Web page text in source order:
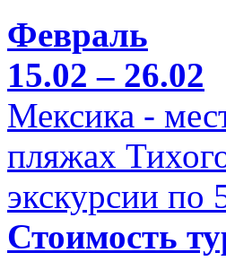
Февраль
15.02 – 26.02
Мексика -
пляжах
экскурсии по
Стоимость